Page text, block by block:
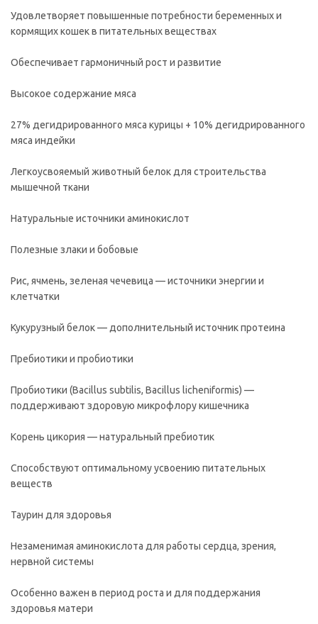
Удовлетворяет повышенные потребности беременных и
кормящих кошек в питательных веществах
Обеспечивает гармоничный рост и развитие
Высокое содержание мяса
27% дегидрированного мяса курицы + 10% дегидрированного
мяса индейки
Легкоусвояемый животный белок для строительства
мышечной ткани
Натуральные источники аминокислот
Полезные злаки и бобовые
Рис, ячмень, зеленая чечевица — источники энергии и
клетчатки
Кукурузный белок — дополнительный источник протеина
Пребиотики и пробиотики
Пробиотики (Bacillus subtilis, Bacillus licheniformis) —
поддерживают здоровую микрофлору кишечника
Корень цикория — натуральный пребиотик
Способствуют оптимальному усвоению питательных
веществ
Таурин для здоровья
Незаменимая аминокислота для работы сердца, зрения,
нервной системы
Особенно важен в период роста и для поддержания
здоровья матери